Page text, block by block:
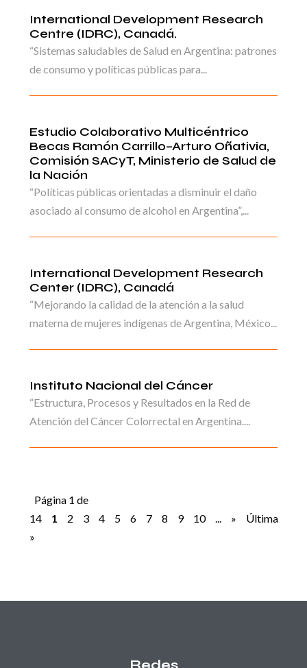
International Development Research
Centre (IDRC), Canadá.
“Sistemas saludables de Salud en Argentina: patrones
de consumo y políticas públicas para...
Estudio Colaborativo Multicéntrico
Becas Ramón Carrillo–Arturo Oñativia,
Comisión SACyT, Ministerio de Salud de
la Nación
“Políticas públicas orientadas a disminuir el daño
asociado al consumo de alcohol en Argentina”,...
International Development Research
Center (IDRC), Canadá
“Mejorando la calidad de la atención a la salud
materna de mujeres indígenas de Argentina, México...
Instituto Nacional del Cáncer
“Estructura, Procesos y Resultados en la Red de
Atención del Cáncer Colorrectal en Argentina....
Página 1 de
14
1 2 3 4 5 6 7 8 9 10 »
Última
»